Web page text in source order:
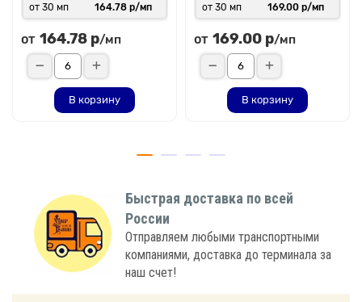
от 30 мп
164.78 р/мп
от 164.78 р/мп
В корзину
от 30 мп
169.00 р/мп
от 169.00 р/мп
В корзину
Быстрая доставка по всей
России
Отправляем любыми транспортными
компаниями, доставка до терминала за
наш счет!